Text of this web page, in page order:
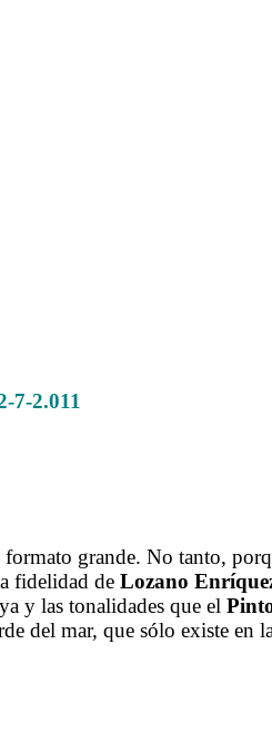
7-2.011
formato grande. No tanto,
fidelidad de Lozano
y las tonalidades que el
del mar, que sólo existe en